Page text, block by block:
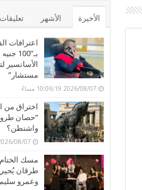
الأخيرة الأشهر تعليقات
اعترافات
مستشار”
2026/08/07 10:06:19 مساءً
اختراق من
“حصان
واشنطن؟
2026/08/07 7:08:17
مسك
طرقان
وعمرو